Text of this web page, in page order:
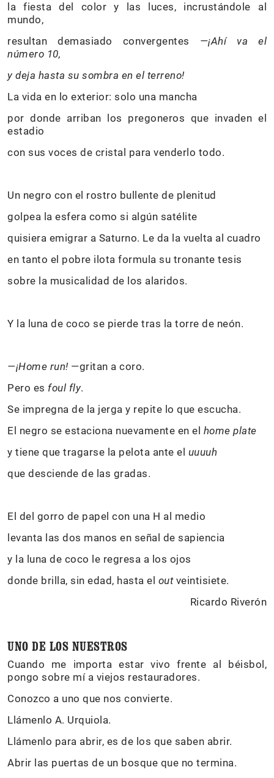
la fiesta del color y las luces, incrustándole al
mundo,
resultan demasiado convergentes —¡Ahí va el
número 10,
y deja hasta su sombra en el terreno!
La vida en lo exterior: solo una mancha
por donde arriban los pregoneros que invaden el
estadio
con sus voces de cristal para venderlo todo.
Un negro con el rostro bullente de plenitud
golpea la esfera como si algún satélite
quisiera emigrar a Saturno. Le da la vuelta al cuadro
en tanto el pobre ilota formula su tronante tesis
sobre la musicalidad de los alaridos.
Y la luna de coco se pierde tras la torre de neón.
—¡Home run! —gritan a coro.
Pero es foul fly.
Se impregna de la jerga y repite lo que escucha.
El negro se estaciona nuevamente en el home plate
y tiene que tragarse la pelota ante el uuuuh
que desciende de las gradas.
El del gorro de papel con una H al medio
levanta las dos manos en señal de sapiencia
y la luna de coco le regresa a los ojos
donde brilla, sin edad, hasta el outveintisiete.
Ricardo Riverón
UNO DE LOS NUESTROS
Cuando me importa estar vivo frente al béisbol,
pongo sobre mí a viejos restauradores.
Conozco a uno que nos convierte.
Llámenlo A. Urquiola.
Llámenlo para abrir, es de los que saben abrir.
Abrir las puertas de un bosque que no termina.